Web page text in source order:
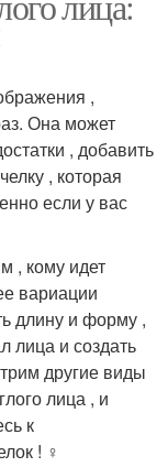
,
Она может
, добавить
, которая
если у вас
, кому идет
вариации
длину и форму ,
лица и создать
другие виды
лица , и
к
! ‍♀️